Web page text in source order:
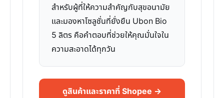
สำหรับผู้ที่ให้ความสำคัญกับสุขอนามัย
และมองหาโซลูชั่นที่ยั่งยืน Ubon Bio
5 ลิตร คือคำตอบที่ช่วยให้คุณมั่นใจใน
ความสะอาดได้ทุกวัน
ดูสินค้าและราคาที่ Shopee →